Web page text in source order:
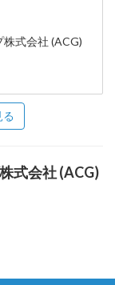
式会社 (ACG)
式会社 (ACG)